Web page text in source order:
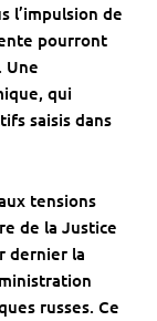
l’impulsion de
pourront
Une
qui
saisis dans
tensions
de la Justice
dernier la
russes. Ce